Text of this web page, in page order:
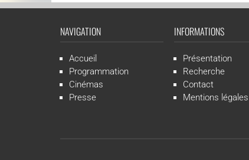
NAVIGATION
Accueil
Programmation
Cinémas
Presse
INFORMATIONS
Présentation
Recherche
Contact
Mentions légales